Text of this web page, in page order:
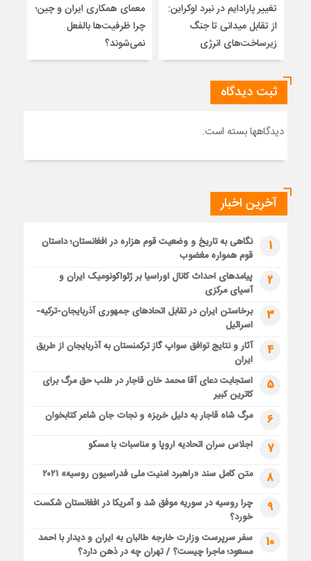
تغییر پارادایم در نبرد اوکراین:
از تقابل میدانی تا جنگ
زیرساخت‌های انرژی
معمای همکاری ایران و چین؛
چرا ظرفیت‌ها بالفعل
نمی‌شوند؟
ثبت دیدگاه
دیدگاهها بسته است.
آخرین اخبار
1
نگاهی به تاریخ و وضعیت قوم هزاره در افغانستان؛ داستان
قوم همواره مغضوب
2
پیامدهای احداث کانال اوراسیا بر ژئواکونومیک ایران و
آسیای مرکزی
3
برخاستن ایران در تقابل اتحادهای جمهوری آذربایجان-ترکیه-
اسرائیل
4
آثار و نتایج توافق سواپ گاز ترکمنستان به آذربایجان از طریق
ایران
5
استجابت دعای آقا محمد خان قاجار در طلب حق مرگ برای
کاترین کبیر
6 مرگ شاه قاجار به دلیل خربزه و نجات جان شاعر کتابخوان
7 اجلاس سران اتحادیه اروپا و مناسبات با مسکو
8 متن کامل سند «راهبرد امنیت ملی فدراسیون روسیه» ۲۰۲۱
9
چرا روسیه در سوریه موفق شد و آمریکا در افغانستان شکست
خورد؟
10
سفر سرپرست وزارت خارجه طالبان به ایران و دیدار با احمد
مسعود؛ ماجرا چیست؟ / تهران چه در ذهن دارد؟